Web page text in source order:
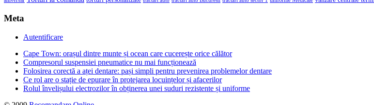
Meta
Autentificare
Cape Town: orașul dintre munte și ocean care cucerește orice călător
Compresorul suspensiei pneumatice nu mai funcționează
Folosirea corectă a aței dentare: pași simpli pentru prevenirea problemelor dentare
Ce rol are o stație de epurare în protejarea locuințelor și afacerilor
Rolul învelișului electrozilor în obținerea unei suduri rezistente și uniforme